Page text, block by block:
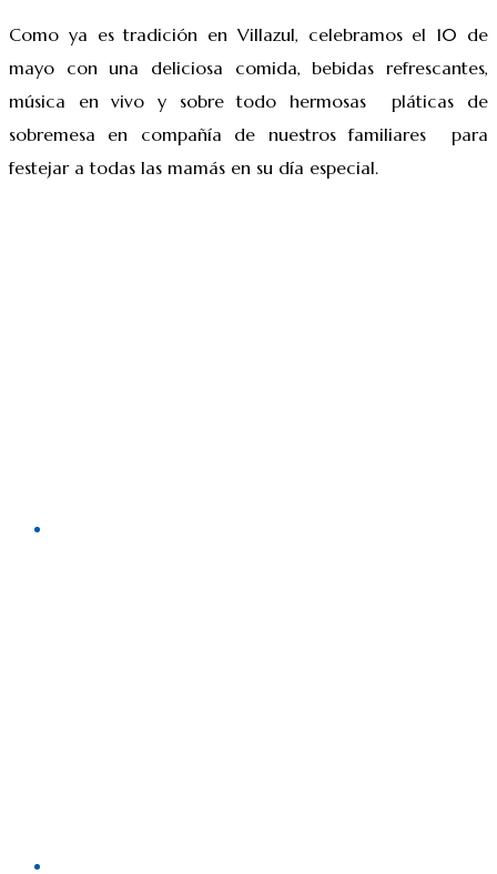
Como ya es tradición en Villazul, celebramos el 10 de
mayo con una deliciosa comida, bebidas refrescantes,
música en vivo y sobre todo hermosas pláticas de
sobremesa en compañía de nuestros familiares para
festejar a todas las mamás en su día especial.